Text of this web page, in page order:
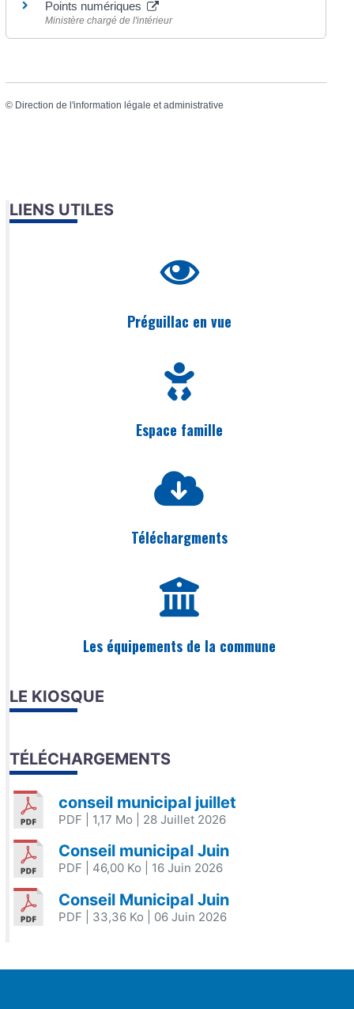
Points numériques
Ministère chargé de l'intérieur
© Direction de l'information légale et administrative
LIENS UTILES
Préguillac en vue
Espace famille
Téléchargments
Les équipements de la commune
LE KIOSQUE
TÉLÉCHARGEMENTS
conseil municipal juillet
PDF | 1,17 Mo | 28 Juillet 2026
Conseil municipal Juin
PDF | 46,00 Ko | 16 Juin 2026
Conseil Municipal Juin
PDF | 33,36 Ko | 06 Juin 2026